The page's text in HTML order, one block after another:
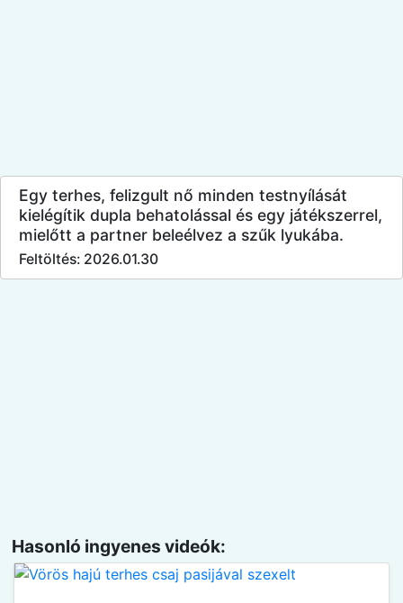
Egy terhes, felizgult nő minden testnyílását
kielégítik dupla behatolással és egy játékszerrel,
mielőtt a partner beleélvez a szűk lyukába.
Feltöltés: 2026.01.30
Hasonló ingyenes videók: